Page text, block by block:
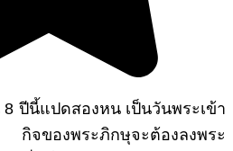
ปีนี้แปดสองหน เป็นวันพระเข้า
จของพระภิกษุจะต้องลงพระ